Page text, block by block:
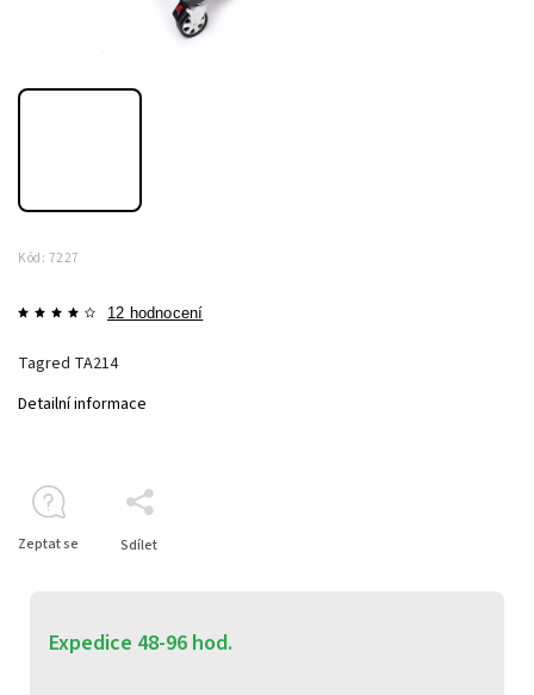
Kód: 7227
12 hodnocení
Expedice 48-96 hod.
Tagred TA214
Detailní informace
Zeptat se Sdílet